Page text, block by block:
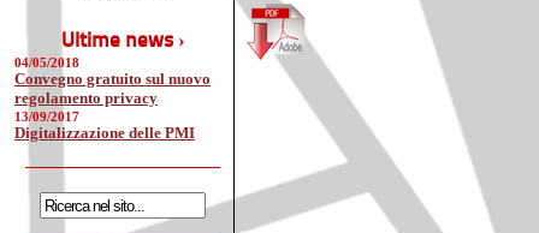
Ultime news ›
04/05/2018
Convegno gratuito sul nuovo
regolamento privacy
13/09/2017
Digitalizzazione delle PMI